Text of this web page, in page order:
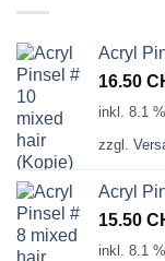
Acryl
16.50
inkl. 8.1
zzgl.
Acryl
15.50
inkl. 8.1